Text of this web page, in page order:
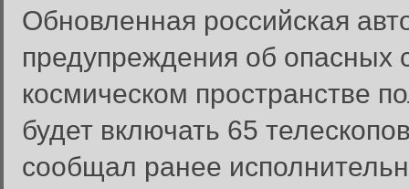
Обновленная российская
предупреждения об опасных
космическом пространстве
будет включать 65
сообщал ранее